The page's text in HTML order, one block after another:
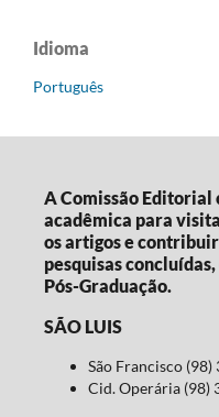
Idioma
Português
A Comissão Editorial
acadêmica para
os artigos e
pesquisas
Pós-Graduação.
SÃO LUIS
São Francisco
Cid. Operária (98)